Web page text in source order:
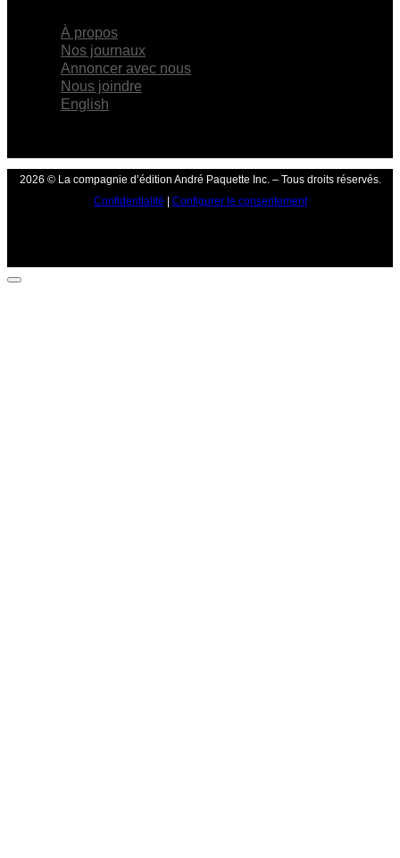
À propos
Nos journaux
Annoncer avec nous
Nous joindre
English
2026 © La compagnie d’édition André Paquette Inc. – Tous droits réservés.
Confidentialité
Configurer le consentement